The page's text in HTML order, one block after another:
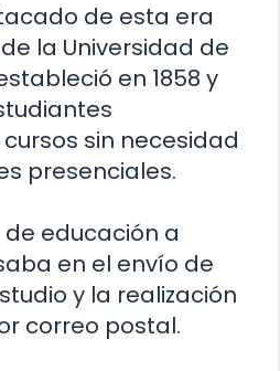
de esta era
la Universidad de
en 1858 y
sin necesidad
presenciales.
educación a
en el envío de
y la realización
correo postal.